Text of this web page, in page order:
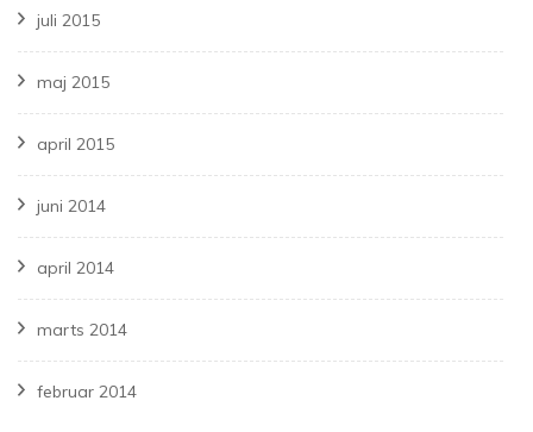
juli 2015
maj 2015
april 2015
juni 2014
april 2014
marts 2014
februar 2014